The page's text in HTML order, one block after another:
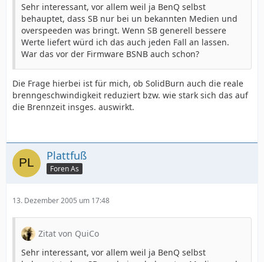
Sehr interessant, vor allem weil ja BenQ selbst
behauptet, dass SB nur bei un bekannten Medien und
overspeeden was bringt. Wenn SB generell bessere
Werte liefert würd ich das auch jeden Fall an lassen.
War das vor der Firmware BSNB auch schon?
Die Frage hierbei ist für mich, ob SolidBurn auch die reale
brenngeschwindigkeit reduziert bzw. wie stark sich das auf
die Brennzeit insges. auswirkt.
Plattfuß
Foren As
13. Dezember 2005 um 17:48
Zitat von QuiCo
Sehr interessant, vor allem weil ja BenQ selbst